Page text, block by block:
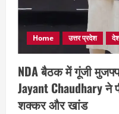
Home उत्तर प्रदेश
NDA बैठक में गूंजी
Jayant Chaudhary ने
शक्कर और खांड